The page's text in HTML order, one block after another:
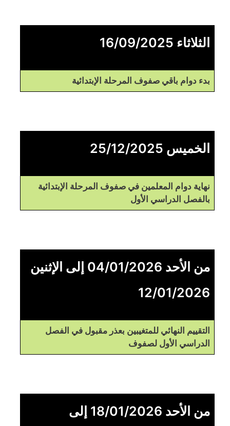
الثلاثاء 16/09/2025
بدء دوام باقي صفوف المرحلة الإبتدائية
الخميس 25/12/2025
نهاية دوام المعلمين في صفوف المرحلة الإبتدائية
بالفصل الدراسي الأول
من الأحد 04/01/2026 إلى الإثنين
12/01/2026
التقييم النهائي للمتغيبين بعذر مقبول في الفصل
الدراسي الأول لصفوف
من الأحد 18/01/2026 إلى